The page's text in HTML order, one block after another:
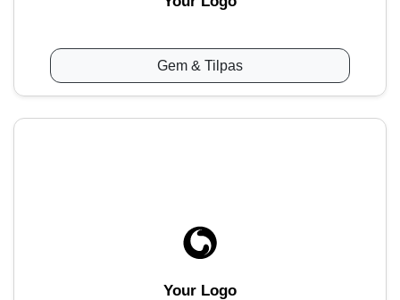
Gem & Tilpas
Your Logo